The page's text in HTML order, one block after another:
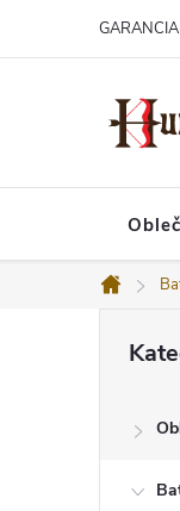
Domov
kategórie